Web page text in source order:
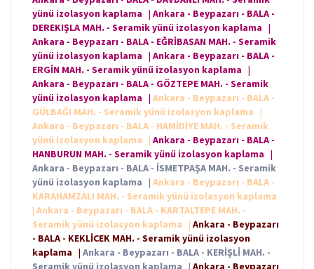
yünü izolasyon kaplama | Ankara - Beypazarı - BALA -
DEREKIŞLA MAH. - Seramik yünü izolasyon kaplama |
Ankara - Beypazarı - BALA - EĞRİBASAN MAH. - Seramik
yünü izolasyon kaplama | Ankara - Beypazarı - BALA -
ERGİN MAH. - Seramik yünü izolasyon kaplama |
Ankara - Beypazarı - BALA - GÖZTEPE MAH. - Seramik
yünü izolasyon kaplama | Ankara - Beypazarı - BALA -
GÜLBAĞI MAH. - Seramik yünü izolasyon kaplama
|
Ankara - Beypazarı - BALA - HAMİDİYE MAH. - Seramik
yünü izolasyon kaplama
| Ankara - Beypazarı - BALA -
HANBURUN MAH. - Seramik yünü izolasyon kaplama |
Ankara - Beypazarı - BALA - İSMETPAŞA MAH. - Seramik
yünü izolasyon kaplama | Ankara - Beypazarı - BALA -
KARAHAMZALI MAH. - Seramik yünü izolasyon kaplama
| Ankara - Beypazarı - BALA - KARTALTEPE MAH. -
Seramik yünü izolasyon kaplama
| Ankara - Beypazarı
- BALA - KEKLİCEK MAH. - Seramik yünü izolasyon
kaplama | Ankara - Beypazarı - BALA - KERİŞLİ MAH. -
Seramik yünü izolasyon kaplama | Ankara - Beypazarı